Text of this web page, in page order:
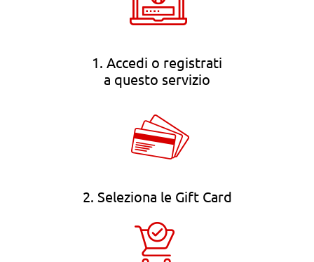
1. Accedi o registrati
a questo servizio
2. Seleziona le Gift Card